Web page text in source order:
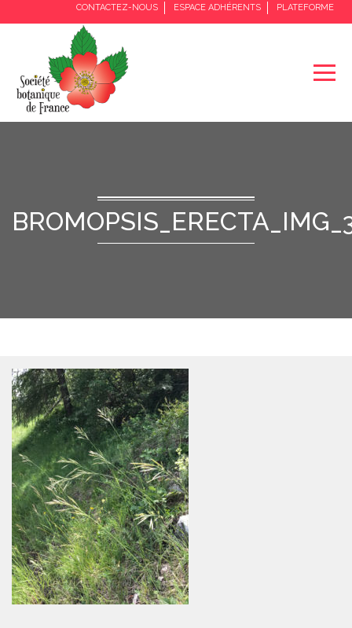
CONTACTEZ-NOUS ESPACE ADHÉRENTS PLATEFORME